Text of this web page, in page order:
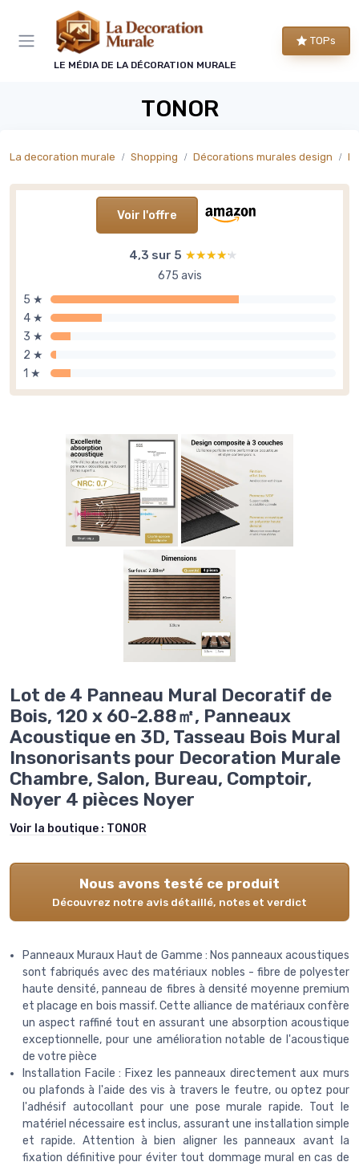
LE MÉDIA DE LA DÉCORATION MURALE
TOPs
TONOR
La decoration murale Shopping Décorations murales design
Voir l'offre
4,3 sur 5 ★★★★★
★★★★★
675 avis
5 ★
4 ★
3 ★
2 ★
1 ★
Lot de 4 Panneau Mural Decoratif de
Bois, 120 x 60-2.88㎡, Panneaux
Acoustique en 3D, Tasseau Bois Mural
Insonorisants pour Decoration Murale
Chambre, Salon, Bureau, Comptoir,
Noyer 4 pièces Noyer
Voir la boutique : TONOR
Nous avons testé ce produit
Découvrez notre avis détaillé, notes et verdict
Panneaux Muraux Haut de Gamme : Nos panneaux acoustiques
sont fabriqués avec des matériaux nobles - fibre de polyester
haute densité, panneau de fibres à densité moyenne premium
et placage en bois massif. Cette alliance de matériaux confère
un aspect raffiné tout en assurant une absorption acoustique
exceptionnelle, pour une amélioration notable de l'acoustique
de votre pièce
Installation Facile : Fixez les panneaux directement aux murs
ou plafonds à l'aide des vis à travers le feutre, ou optez pour
l'adhésif autocollant pour une pose murale rapide. Tout le
matériel nécessaire est inclus, assurant une installation simple
et rapide. Attention à bien aligner les panneaux avant la
fixation définitive pour éviter tout dommage mural en cas de
Panneau de gestion des cookies